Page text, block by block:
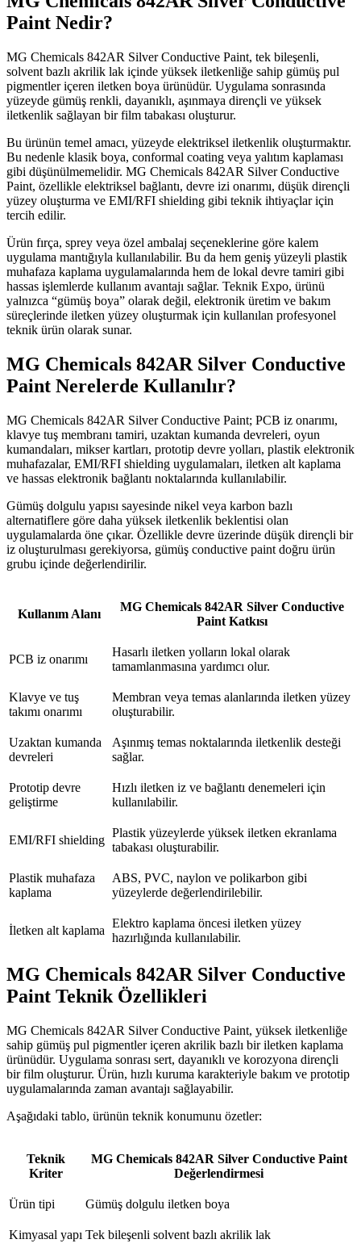
Paint Nedir?
MG Chemicals 842AR Silver Conductive Paint, tek bileşenli,
solvent bazlı akrilik lak içinde yüksek iletkenliğe sahip gümüş pul
pigmentler içeren iletken boya ürünüdür. Uygulama sonrasında
yüzeyde gümüş renkli, dayanıklı, aşınmaya dirençli ve yüksek
iletkenlik sağlayan bir film tabakası oluşturur.
Bu ürünün temel amacı, yüzeyde elektriksel iletkenlik oluşturmaktır.
Bu nedenle klasik boya, conformal coating veya yalıtım kaplaması
gibi düşünülmemelidir. MG Chemicals 842AR Silver Conductive
Paint, özellikle elektriksel bağlantı, devre izi onarımı, düşük dirençli
yüzey oluşturma ve EMI/RFI shielding gibi teknik ihtiyaçlar için
tercih edilir.
Ürün fırça, sprey veya özel ambalaj seçeneklerine göre kalem
uygulama mantığıyla kullanılabilir. Bu da hem geniş yüzeyli plastik
muhafaza kaplama uygulamalarında hem de lokal devre tamiri gibi
hassas işlemlerde kullanım avantajı sağlar. Teknik Expo, ürünü
yalnızca “gümüş boya” olarak değil, elektronik üretim ve bakım
süreçlerinde iletken yüzey oluşturmak için kullanılan profesyonel
teknik ürün olarak sunar.
MG Chemicals 842AR Silver Conductive
Paint Nerelerde Kullanılır?
MG Chemicals 842AR Silver Conductive Paint; PCB iz onarımı,
klavye tuş membranı tamiri, uzaktan kumanda devreleri, oyun
kumandaları, mikser kartları, prototip devre yolları, plastik elektronik
muhafazalar, EMI/RFI shielding uygulamaları, iletken alt kaplama
ve hassas elektronik bağlantı noktalarında kullanılabilir.
Gümüş dolgulu yapısı sayesinde nikel veya karbon bazlı
alternatiflere göre daha yüksek iletkenlik beklentisi olan
uygulamalarda öne çıkar. Özellikle devre üzerinde düşük dirençli bir
iz oluşturulması gerekiyorsa, gümüş conductive paint doğru ürün
grubu içinde değerlendirilir.
Kullanım Alanı
MG Chemicals 842AR Silver Conductive
Paint Katkısı
PCB iz onarımı
Hasarlı iletken yolların lokal olarak
tamamlanmasına yardımcı olur.
Klavye ve tuş
takımı onarımı
Membran veya temas alanlarında iletken yüzey
oluşturabilir.
Uzaktan kumanda
devreleri
Aşınmış temas noktalarında iletkenlik desteği
sağlar.
Prototip devre
geliştirme
Hızlı iletken iz ve bağlantı denemeleri için
kullanılabilir.
EMI/RFI shielding
Plastik yüzeylerde yüksek iletken ekranlama
tabakası oluşturabilir.
Plastik muhafaza
kaplama
ABS, PVC, naylon ve polikarbon gibi
yüzeylerde değerlendirilebilir.
İletken alt kaplama
Elektro kaplama öncesi iletken yüzey
hazırlığında kullanılabilir.
MG Chemicals 842AR Silver Conductive
Paint Teknik Özellikleri
MG Chemicals 842AR Silver Conductive Paint, yüksek iletkenliğe
sahip gümüş pul pigmentler içeren akrilik bazlı bir iletken kaplama
ürünüdür. Uygulama sonrası sert, dayanıklı ve korozyona dirençli
bir film oluşturur. Ürün, hızlı kuruma karakteriyle bakım ve prototip
uygulamalarında zaman avantajı sağlayabilir.
Aşağıdaki tablo, ürünün teknik konumunu özetler:
Teknik
Kriter
MG Chemicals 842AR Silver Conductive Paint
Değerlendirmesi
Ürün tipi Gümüş dolgulu iletken boya
Kimyasal yapı Tek bileşenli solvent bazlı akrilik lak